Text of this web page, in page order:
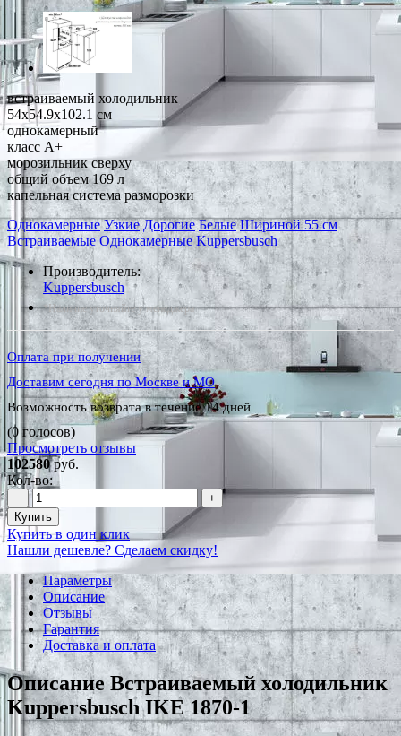
встраиваемый холодильник
54x54.9x102.1 см
однокамерный
класс A+
морозильник сверху
общий объем 169 л
капельная система разморозки
Однокамерные Узкие Дорогие Белые Шириной 55 см
Встраиваемые Однокамерные Kuppersbusch
Производитель:
Kuppersbusch
*Наличие уточняйте у менеджера
Оплата при получении
Доставим сегодня по Москве и МО
Возможность возврата в течение 14 дней
(0 голосов)
Просмотреть отзывы
102580руб.
Кол-во:
−
+
Купить
Купить в один клик
Нашли дешевле? Сделаем скидку!
Параметры
Описание
Отзывы
Гарантия
Доставка и оплата
Описание Встраиваемый холодильник
Kuppersbusch IKE 1870-1